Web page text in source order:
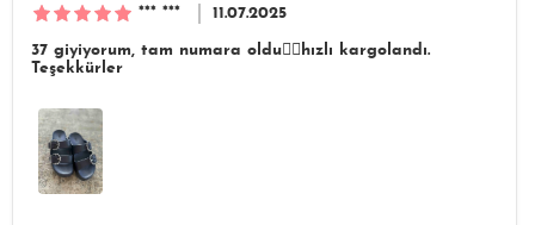
*** *** 11.07.2025
37 giyiyorum, tam numara oldu👍🏻hızlı kargolandı.
Teşekkürler